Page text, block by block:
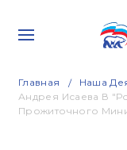
Главная Наша
Андрея Исаева В
Прожиточного